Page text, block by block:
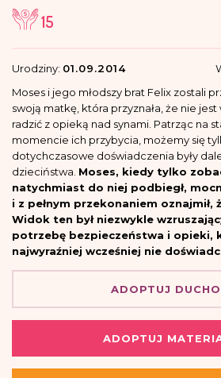
15
Urodziny: 01.09.2014
Moses i jego młodszy brat Felix zostali
swoją matkę, która przyznała, że nie jest
radzić z opieką nad synami. Patrząc na
momencie ich przybycia, możemy się
dotychczasowe doświadczenia były
dzieciństwa. Moses, kiedy tylko
natychmiast do niej podbiegł,
i z pełnym przekonaniem oznajmił,
Widok ten był niezwykle
potrzebę bezpieczeństwa i opieki,
najwyraźniej wcześniej nie
ADOPTUJ
ADOPTUJ